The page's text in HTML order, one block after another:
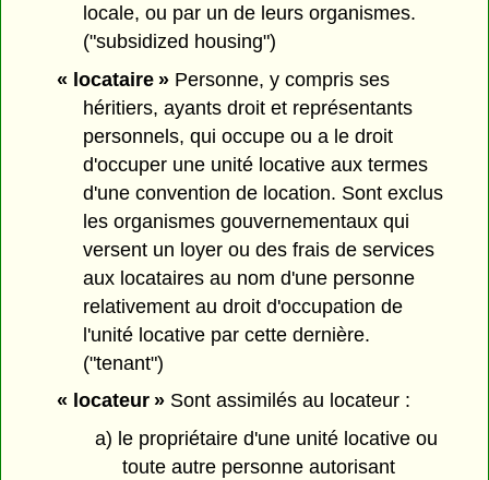
locale, ou par un de leurs organismes.
("subsidized housing")
« locataire »Personne, y compris ses
héritiers, ayants droit et représentants
personnels, qui occupe ou a le droit
d'occuper une unité locative aux termes
d'une convention de location. Sont exclus
les organismes gouvernementaux qui
versent un loyer ou des frais de services
aux locataires au nom d'une personne
relativement au droit d'occupation de
l'unité locative par cette dernière.
("tenant")
« locateur »Sont assimilés au locateur :
a) le propriétaire d'une unité locative ou
toute autre personne autorisant